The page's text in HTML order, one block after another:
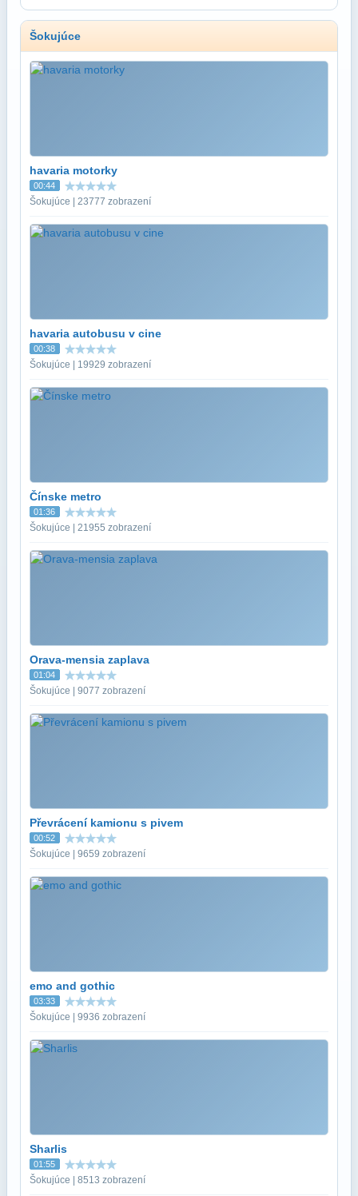
Šokujúce
havaria motorky
00:44
Šokujúce | 23777 zobrazení
havaria autobusu v cine
00:38
Šokujúce | 19929 zobrazení
Čínske metro
01:36
Šokujúce | 21955 zobrazení
Orava-mensia zaplava
01:04
Šokujúce | 9077 zobrazení
Převrácení kamionu s pivem
00:52
Šokujúce | 9659 zobrazení
emo and gothic
03:33
Šokujúce | 9936 zobrazení
Sharlis
01:55
Šokujúce | 8513 zobrazení